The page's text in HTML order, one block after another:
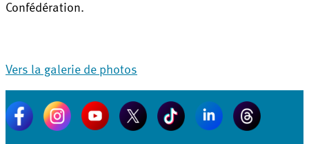
Confédération.
Vers la galerie de photos